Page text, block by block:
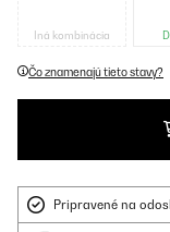
Iná kombinácia
Čo znamenajú tieto stavy?
Pripravené na